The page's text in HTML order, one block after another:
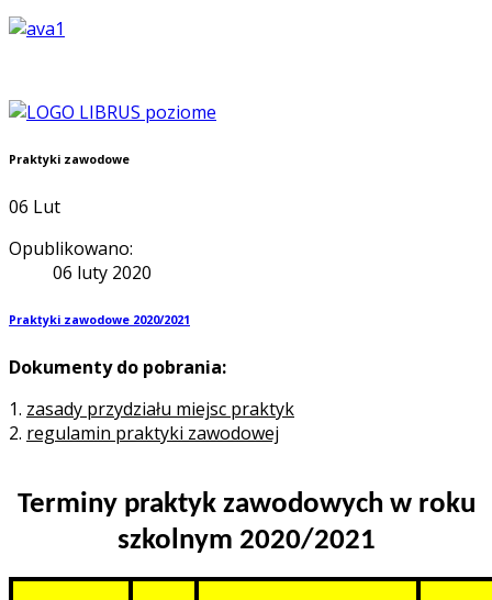
Praktyki zawodowe
06 Lut
Opublikowano:
06 luty 2020
Praktyki zawodowe 2020/2021
Dokumenty do pobrania:
1. zasady przydziału miejsc praktyk
2. regulamin praktyki zawodowej
Terminy praktyk zawodowych w roku
szkolnym 2020/2021